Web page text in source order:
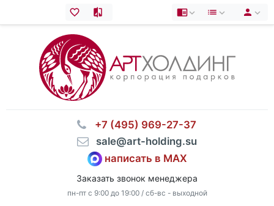
⠀+7 (495) 969-27-37
⠀sale@art-holding.su
написать в MAX
Заказать звонок менеджера
пн-пт с 9:00 до 19:00 / сб-вс - выходной